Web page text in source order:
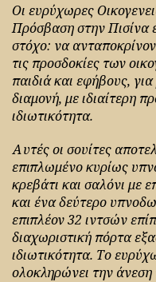
Οι ευρύχωρες
Πρόσβαση στην Πισίνα
στόχο: να
τις προσδοκίες των
παιδιά και εφήβους,
διαμονή, με ιδιαίτερη
ιδιωτικότητα.
Αυτές οι σουίτες
επιπλωμένο κυρίως
κρεβάτι και σαλόνι με
και ένα δεύτερο
επιπλέον 32 ιντσών
διαχωριστική πόρτα
ιδιωτικότητα. Το
ολοκληρώνει την άνεση